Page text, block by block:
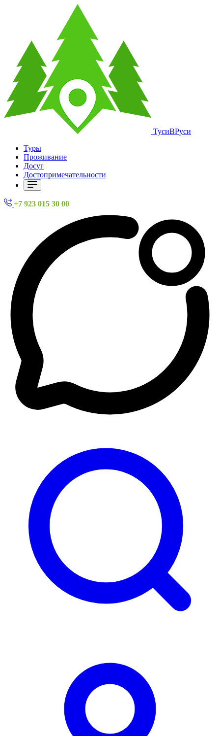
ТусиВРуси
Туры
Проживание
Досуг
Достопримечательности
+7 923 015 30 00